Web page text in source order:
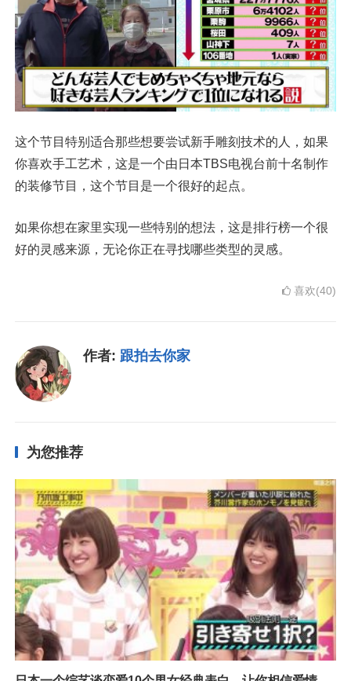
这个节目特别适合那些想要尝试新手雕刻技术的人，如果
你喜欢手工艺术，这是一个由日本TBS电视台前十名制作
的装修节目，这个节目是一个很好的起点。
如果你想在家里实现一些特别的想法，这是排行榜一个很
好的灵感来源，无论你正在寻找哪些类型的灵感。
喜欢(40)
作者: 跟拍去你家
为您推荐